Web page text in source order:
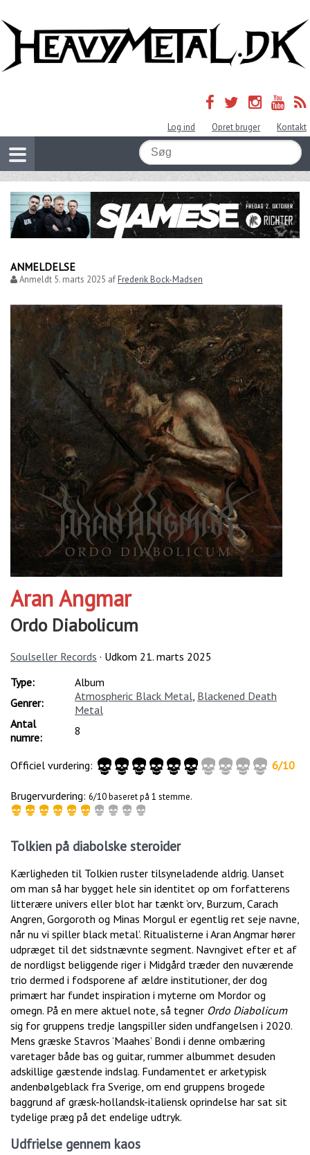
Log ind Opret bruger Kontakt
ANMELDELSE
Anmeldt 5. marts 2025 afFrederik Bock-Madsen
Aran Angmar
Ordo Diabolicum
Soulseller Records · Udkom 21. marts 2025
Type:
Album
Genrer:
Atmospheric Black Metal Blackened Death
Metal
Antal
numre:
8
Officiel vurdering: 6/10
Brugervurdering: 6/10 baseret på 1 stemme.
Tolkien på diabolske steroider
Kærligheden til Tolkien ruster tilsyneladende aldrig. Uanset
om man så har bygget hele sin identitet op om forfatterens
litterære univers eller blot har tænkt ’orv, Burzum, Carach
Angren, Gorgoroth og Minas Morgul er egentlig ret seje navne,
når nu vi spiller black metal’. Ritualisterne i Aran Angmar hører
udpræget til det sidstnævnte segment. Navngivet efter et af
de nordligst beliggende riger i Midgård træder den nuværende
trio dermed i fodsporene af ældre institutioner, der dog
primært har fundet inspiration i myterne om Mordor og
omegn. På en mere aktuel note, så tegner Ordo Diabolicum
sig for gruppens tredje langspiller siden undfangelsen i 2020.
Mens græske Stavros ’Maahes’ Bondi i denne ombæring
varetager både bas og guitar, rummer albummet desuden
adskillige gæstende indslag. Fundamentet er arketypisk
andenbølgeblack fra Sverige, om end gruppens brogede
baggrund af græsk-hollandsk-italiensk oprindelse har sat sit
tydelige præg på det endelige udtryk.
Udfrielse gennem kaos